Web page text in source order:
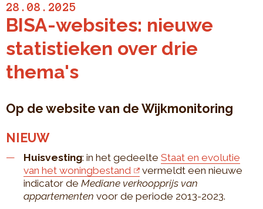
28.08.2025
BISA-websites: nieuwe
statistieken over drie
thema's
Op de website van de Wijkmonitoring
NIEUW
Huisvesting: in het gedeelte Staat en evolutie
van het woningbestand
vermeldt een nieuwe
indicator de Mediane verkoopprijs van
appartementen voor de periode 2013-2023.